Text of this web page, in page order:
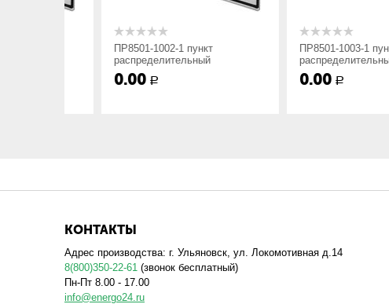
Номер схемы исполнения;
Степень защиты оболочки и способ подвода
тока отходящих линий, поэтому при заказе необходимо
ПР8501-1002-1 пункт
распределительный
Р
ПР8501-1003-1 пункт
распределительный
Р
КОНТАКТЫ
Адрес производства: г. Ульяновск, ул. Локомотивная д.14
8(800)350-22-61 (звонок бесплатный)
Пн-Пт 8.00 - 17.00
info@energo24.ru